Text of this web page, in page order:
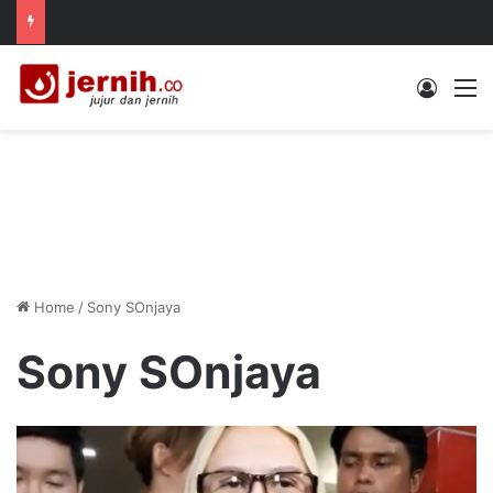
Log In
Home / Sony SOnjaya
Sony SOnjaya